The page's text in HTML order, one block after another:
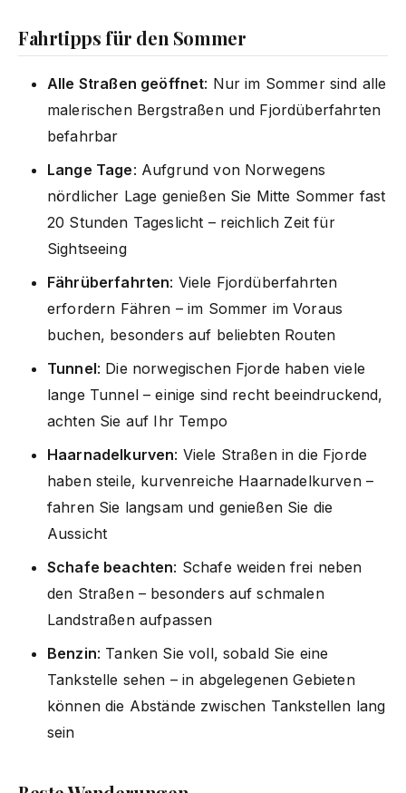
Fahrtipps für den Sommer
Alle Straßen geöffnet: Nur im Sommer sind alle
malerischen Bergstraßen und Fjordüberfahrten
befahrbar
Lange Tage: Aufgrund von Norwegens
nördlicher Lage genießen Sie Mitte Sommer fast
20 Stunden Tageslicht – reichlich Zeit für
Sightseeing
Fährüberfahrten: Viele Fjordüberfahrten
erfordern Fähren – im Sommer im Voraus
buchen, besonders auf beliebten Routen
Tunnel: Die norwegischen Fjorde haben viele
lange Tunnel – einige sind recht beeindruckend,
achten Sie auf Ihr Tempo
Haarnadelkurven: Viele Straßen in die Fjorde
haben steile, kurvenreiche Haarnadelkurven –
fahren Sie langsam und genießen Sie die
Aussicht
Schafe beachten: Schafe weiden frei neben
den Straßen – besonders auf schmalen
Landstraßen aufpassen
Benzin: Tanken Sie voll, sobald Sie eine
Tankstelle sehen – in abgelegenen Gebieten
können die Abstände zwischen Tankstellen lang
sein